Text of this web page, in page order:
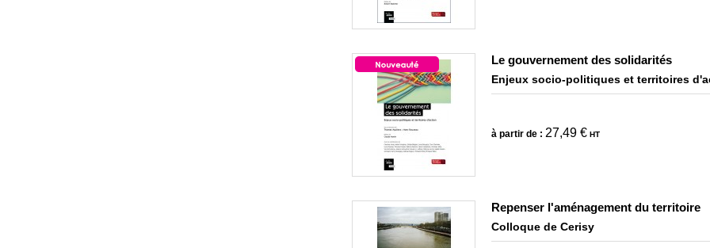
Le gouvernement des solidarités
Enjeux socio-politiques et territoires
à partir de : 27,49 € HT
Repenser l'aménagement du territoire
Colloque de Cerisy